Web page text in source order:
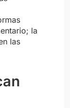
la
las